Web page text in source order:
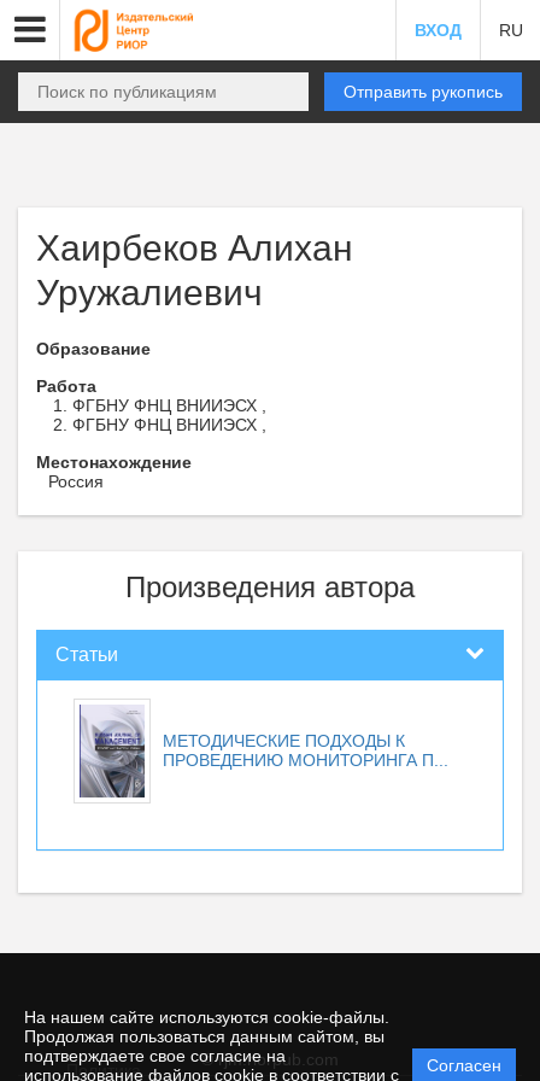
На нашем сайте используются cookie-файлы.
Продолжая пользоваться данным сайтом, вы
подтверждаете свое согласие на
использование файлов cookie в соответствии с
Согласен
ВХОД RU
Отправить рукопись
Хаирбеков Алихан
Уружалиевич
Образование
Работа
ФГБНУ ФНЦ ВНИИЭСХ ,
ФГБНУ ФНЦ ВНИИЭСХ ,
Местонахождение
Россия
Произведения автора
Статьи
МЕТОДИЧЕСКИЕ ПОДХОДЫ К
ПРОВЕДЕНИЮ МОНИТОРИНГА П...
© rjm.riorpub.com
Политика